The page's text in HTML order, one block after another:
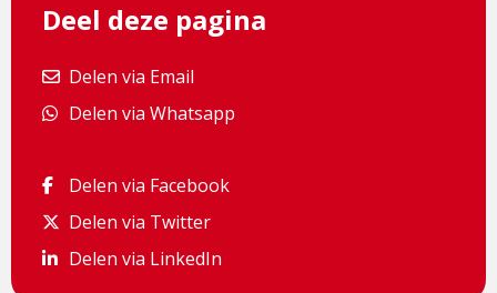
Deel deze pagina
Delen via Email
Delen via Email
Delen via Whatsapp
Delen via Whatsapp
Delen via Facebook
Delen via Facebook
Delen via Twitter
Delen via Twitter
Delen via LinkedIn
Delen via LinkedIn